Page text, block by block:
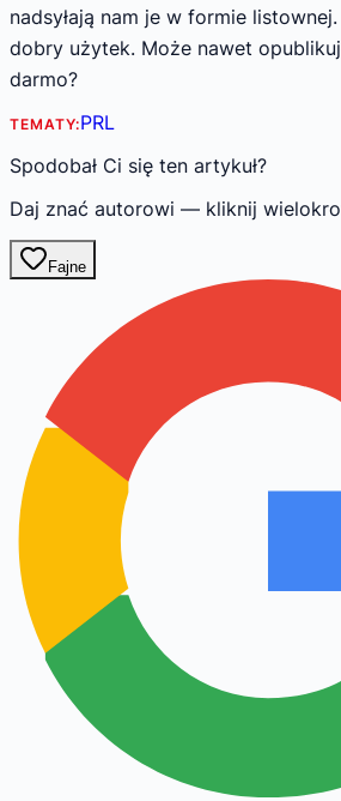
nadsyłają nam je w formie
dobry użytek. Może nawet
darmo?
TEMATY:PRL
Spodobał Ci się ten artykuł?
Daj znać autorowi — kliknij
Fajne